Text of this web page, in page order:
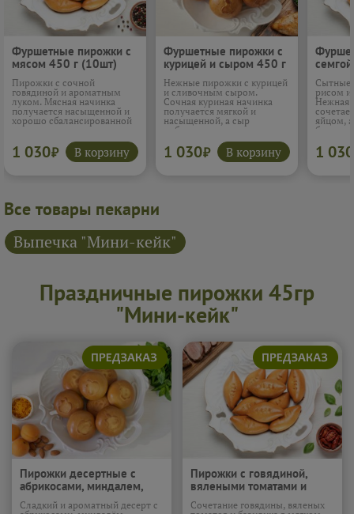
Фуршетные пирожки с
мясом 450 г (10шт)
Пирожки с сочной
говядиной и ароматным
луком. Мясная начинка
получается насыщенной и
хорошо сбалансированной
по вкусу, а мягкое тесто
делает её ещё аппетитнее.
Отличный вариант для
сытного перекуса.
1 030₽ В корзину
Фуршетные пирожки с
курицей и сыром 450 г
(10шт)
Нежные пирожки с курицей
и сливочным сыром.
Сочная куриная начинка
получается мягкой и
насыщенной, а сыр
добавляет приятную
сливочность. Вкус
знакомый, сытный и очень
уютный.Подробнее...
1 030₽ В корзину
Сытные
рисом и
Нежная
яйцом, а
более
и по-
1 030
Все товары пекарни
Выпечка "Мини-кейк"
Праздничные пирожки 45гр
"Мини-кейк"
Пирожки десертные с
абрикосами, миндалем,
апельсиновой цедрой и
Сладкий и ароматный десерт с
Пирожки с говядиной,
вялеными томатами и
базиликом (450г)
Сочетание говядины, вяленых